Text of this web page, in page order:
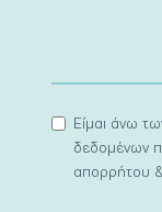
Είμαι άνω
δεδομένων
απορρήτου